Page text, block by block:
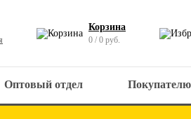
Корзина
0 / 0 руб.
Оптовый отдел Покупателю